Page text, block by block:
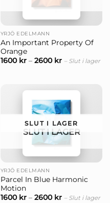
YRJÖ EDELMANN
An Important Property Of
Orange
1600 kr– 2600 kr – Slut i lager
SLUT I LAGER
SLUT I LAGER
YRJÖ EDELMANN
Parcel In Blue Harmonic
Motion
1600 kr– 2600 kr – Slut i lager